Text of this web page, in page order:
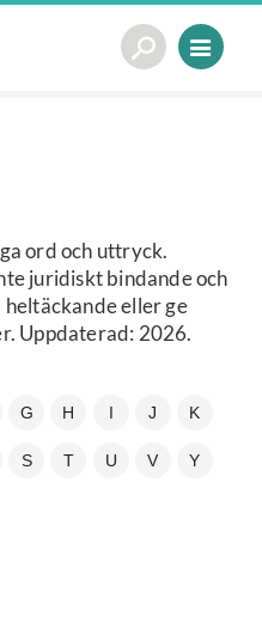
ord och uttryck.
juridiskt bindande och
eller ge
Uppdaterad: 2026.
G H I J K
S T U V Y